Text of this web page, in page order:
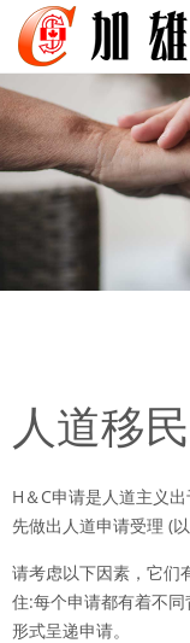
人道移民
H＆C申请是人道主义
先做出人道申请受理 (
请考虑以下因素，它们
住:每个申请都有着不
形式呈递申请。